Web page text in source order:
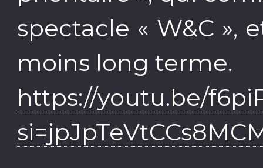
spectacle « W&C »,
moins long terme.
https://youtu.be/